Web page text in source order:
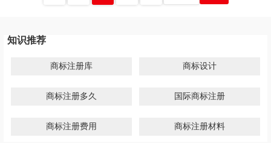
知识推荐
商标注册库 商标设计
商标注册多久 国际商标注册
商标注册费用 商标注册材料